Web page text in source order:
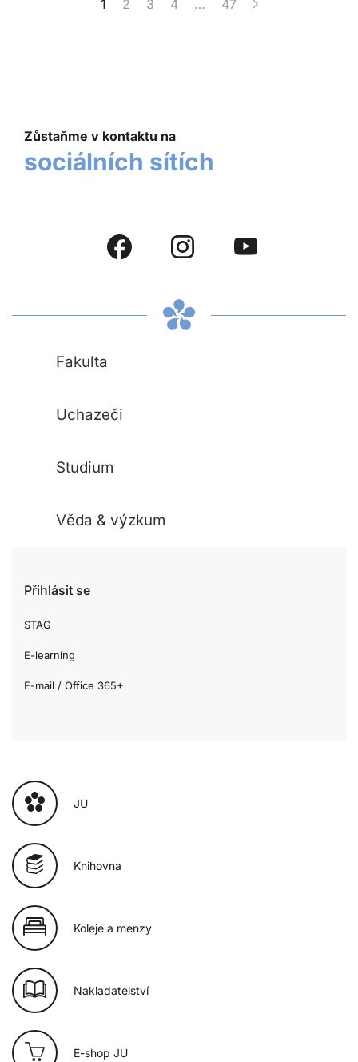
1 2 3 4 … 47
Zůstaňme v kontaktu na
sociálních sítích
Fakulta
Uchazeči
Studium
Věda & výzkum
Přihlásit se
STAG
E-learning
E-mail / Office 365+
JU
Knihovna
Koleje a menzy
Nakladatelství
E-shop JU